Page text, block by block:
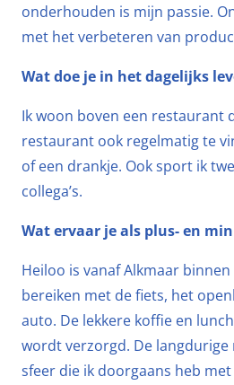
onderhouden is mijn passie.
met het verbeteren van
Wat doe je in het dagelijks
Ik woon boven een restaurant
restaurant ook regelmatig te
of een drankje. Ook sport ik
collega’s.
Wat ervaar je als plus- en
Heiloo is vanaf Alkmaar
bereiken met de fiets, het
auto. De lekkere koffie en
wordt verzorgd. De
sfeer die ik doorgaans heb met